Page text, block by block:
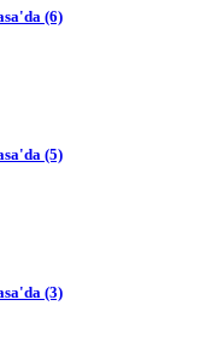
(6)
(5)
(3)